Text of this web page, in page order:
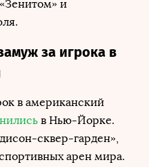
и
за игрока в
в американский
в Нью-Йорке.
сквер-гарден»,
арен мира.